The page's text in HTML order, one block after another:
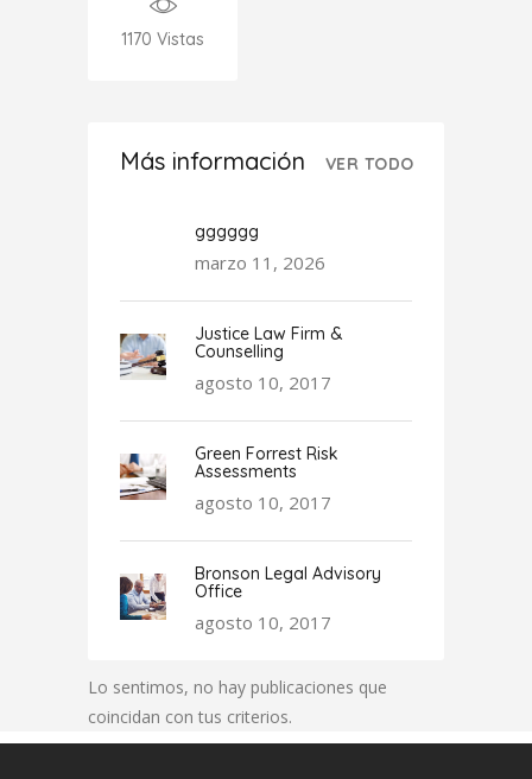
1170 Vistas
Más información VER TODO
gggggg
marzo 11, 2026
Justice Law Firm &
Counselling
agosto 10, 2017
Green Forrest Risk
Assessments
agosto 10, 2017
Bronson Legal Advisory
Office
agosto 10, 2017
Lo sentimos, no hay publicaciones que
coincidan con tus criterios.